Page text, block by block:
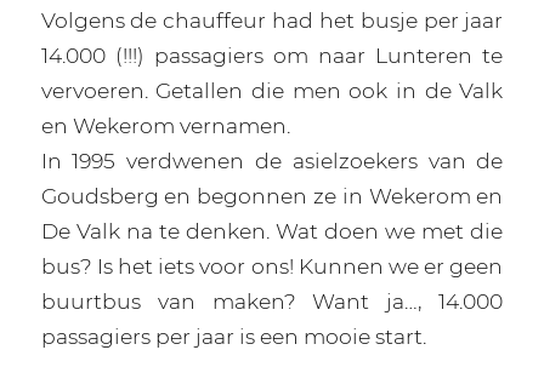
Volgens de chauffeur had het busje per jaar
14.000 (!!!) passagiers om naar Lunteren te
vervoeren. Getallen die men ook in de Valk
en Wekerom vernamen.
In 1995 verdwenen de asielzoekers van de
Goudsberg en begonnen ze in Wekerom en
De Valk na te denken. Wat doen we met die
bus? Is het iets voor ons! Kunnen we er geen
buurtbus van maken? Want ja…, 14.000
passagiers per jaar is een mooie start.